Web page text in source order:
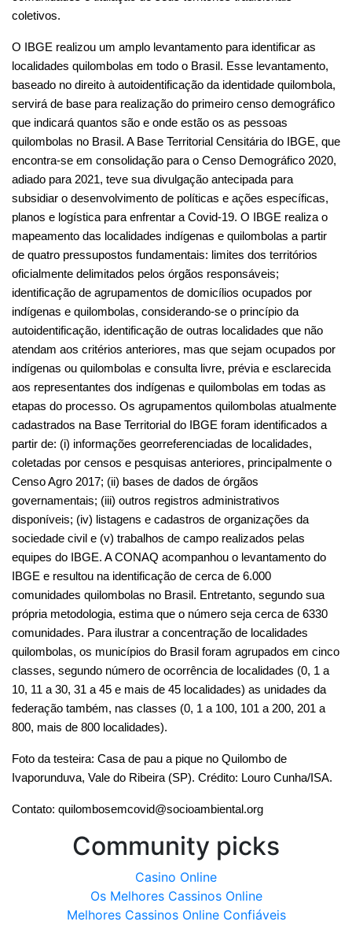
adiado para 2021, teve sua divulgação antecipada para
planos e logística para enfrentar a Covid-19. O IBGE realiza o
mapeamento das localidades indígenas e quilombolas a partir
de quatro pressupostos fundamentais: limites dos territórios
oficialmente delimitados pelos órgãos responsáveis;
identificação de agrupamentos de domicílios ocupados por
indígenas e quilombolas, considerando-se o princípio da
autoidentificação, identificação de outras localidades que não
atendam aos critérios anteriores, mas que sejam ocupados por
indígenas ou quilombolas e consulta livre, prévia e esclarecida
aos representantes dos indígenas e quilombolas em todas as
etapas do processo. Os agrupamentos quilombolas atualmente
cadastrados na Base Territorial do IBGE foram identificados a
partir de: (i) informações georreferenciadas de localidades,
coletadas por censos e pesquisas anteriores, principalmente o
Censo Agro 2017; (ii) bases de dados de órgãos
governamentais; (iii) outros registros administrativos
disponíveis; (iv) listagens e cadastros de organizações da
sociedade civil e (v) trabalhos de campo realizados pelas
equipes do IBGE. A CONAQ acompanhou o levantamento do
IBGE e resultou na identificação de cerca de 6.000
comunidades quilombolas no Brasil. Entretanto, segundo sua
própria metodologia, estima que o número seja cerca de 6330
comunidades. Para ilustrar a concentração de localidades
quilombolas, os municípios do Brasil foram agrupados em cinco
classes, segundo número de ocorrência de localidades (0, 1 a
10, 11 a 30, 31 a 45 e mais de 45 localidades) as unidades da
federação também, nas classes (0, 1 a 100, 101 a 200, 201 a
800, mais de 800 localidades).
Foto da testeira: Casa de pau a pique no Quilombo de
Ivaporunduva, Vale do Ribeira (SP). Crédito: Louro Cunha/ISA.
Contato: quilombosemcovid@socioambiental.org